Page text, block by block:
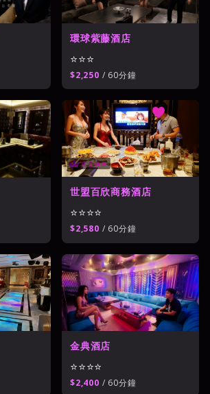
環球紫藤酒店
⭐⭐⭐
$2,250 / 60分鐘
世盟百欣商務酒店
⭐⭐⭐⭐
$2,580 / 60分鐘
金典酒店
⭐⭐⭐⭐
$2,400 / 60分鐘